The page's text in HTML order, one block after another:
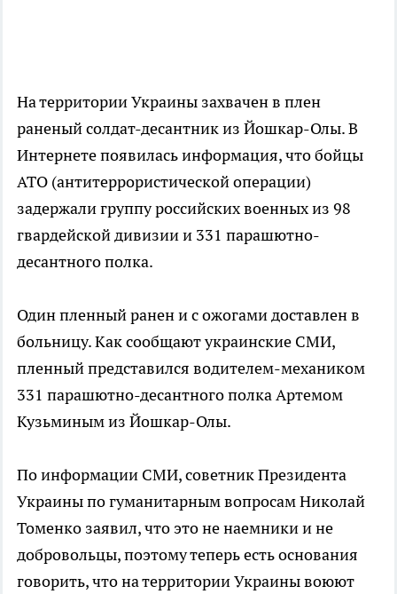
На территории Украины захвачен в плен
раненый солдат-десантник из Йошкар-Олы. В
Интернете появилась информация, что бойцы
АТО (антитеррористической операции)
задержали группу российских военных из 98
гвардейской дивизии и 331 парашютно-
десантного полка.
Один пленный ранен и с ожогами доставлен в
больницу. Как сообщают украинские СМИ,
пленный представился водителем-механиком
331 парашютно-десантного полка Артемом
Кузьминым из Йошкар-Олы.
По информации СМИ, советник Президента
Украины по гуманитарным вопросам Николай
Томенко заявил, что это не наемники и не
добровольцы, поэтому теперь есть основания
говорить, что на территории Украины воюют